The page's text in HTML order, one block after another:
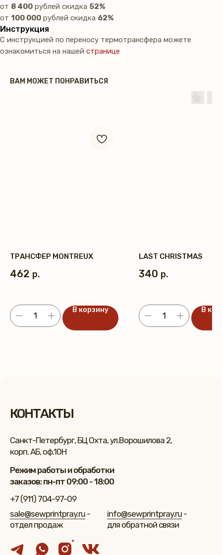
от 8 400 рублей скидка 52%
от 100 000 рублей скидка 62%
Инструкция
С инструкцией по переносу термотрансфера можете
ознакомиться на нашей странице
ВАМ МОЖЕТ ПОНРАВИТЬСЯ
ТРАНСФЕР MONTREUX
462 р.
В корзину
LAST CHRISTMAS
340 р.
В
Санкт-Петербург, БЦ Охта, ул.Ворошилова 2,
корп. АБ, оф.10Н
+7 (911) 704-97-09
sale@sewprintpray.ru -
отдел продаж
Режим работы и обработки
заказов: пн-пт 09:00 - 18:00
КОНТАКТЫ
*
info@sewprintpray.ru -
для обратной связи